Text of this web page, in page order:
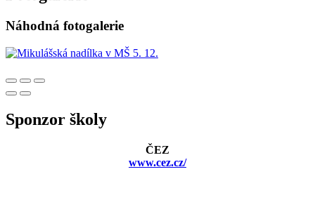
Náhodná fotogalerie
Sponzor školy
ČEZ
www.cez.cz/